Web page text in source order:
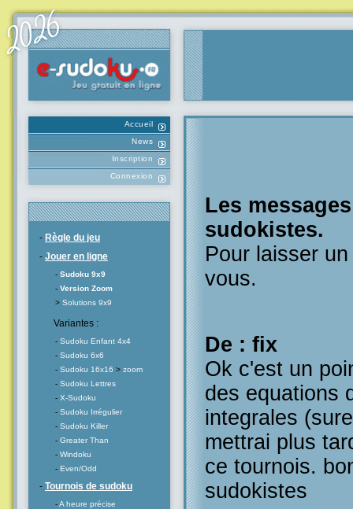
Accueil
News
Inscription
Connexion
- Règle du jeu
- Jouer en ligne
- Sudoku 9x9
- Version Zoom
> Solutions 9x9
Variantes :
- Sudoku Enfant 4x4
- Sudoku 6x6
- Sudoku 16x16 > zoom
- Sudoku Lettres
- X-Sudoku
- Sudoku Irrégulier
- Sudoku Killer
- Greater Than
- Windoku
- Even/Odd
- Tournois de sudoku
-A heure précise
Les
sudokistes.
Pour laisser
vous.
De : fix
Ok c'est un
des equations
integrales
mettrai plus
ce tournois.
sudokistes